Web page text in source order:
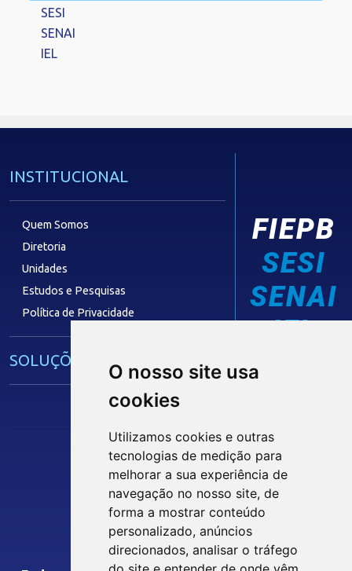
O nosso site usa
cookies
Utilizamos cookies e outras
tecnologias de medição para
melhorar a sua experiência de
navegação no nosso site, de
forma a mostrar conteúdo
personalizado, anúncios
direcionados, analisar o tráfego
SESI
SENAI
IEL
INSTITUCIONAL
Quem Somos
Diretoria
Unidades
Estudos e Pesquisas
Política de Privacidade
SOLUÇÕES E SERVIÇOS
Núcleo de Acesso ao Crédito
Centro Internacional de Negócios -
CONTRIBUIÇÃO SINDICAL
SINDICATOS FILIADOS
FIEPB
SESI
SENAI
IEL
Siga nossas Redes Sociais
INTRANET